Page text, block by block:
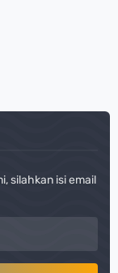
silahkan isi email